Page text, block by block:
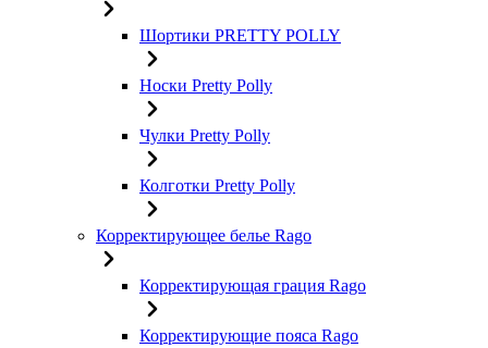
Шортики PRETTY POLLY
Носки Pretty Polly
Чулки Pretty Polly
Колготки Pretty Polly
Корректирующее белье Rago
Корректирующая грация Rago
Корректирующие пояса Rago